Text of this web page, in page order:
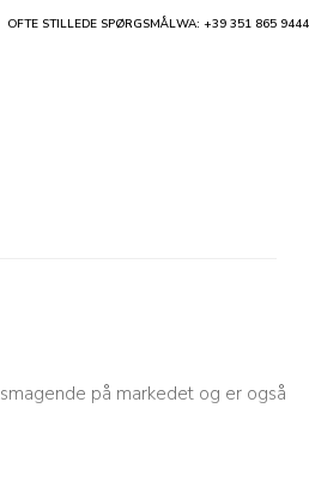
på markedet og er også
OFTE STILLEDE SPØRGSMÅLWA: +39 351 865 9444